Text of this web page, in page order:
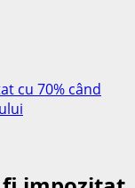
cu 70% când